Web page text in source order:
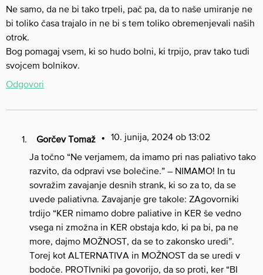
Ne samo, da ne bi tako trpeli, pač pa, da to naše umiranje ne
bi toliko časa trajalo in ne bi s tem toliko obremenjevali naših
otrok.
Bog pomagaj vsem, ki so hudo bolni, ki trpijo, prav tako tudi
svojcem bolnikov.
Odgovori
Gorčev Tomaž
10. junija, 2024 ob 13:02
Ja točno “Ne verjamem, da imamo pri nas paliativo tako
razvito, da odpravi vse bolečine.” – NIMAMO! In tu
sovražim zavajanje desnih strank, ki so za to, da se
uvede paliativna. Zavajanje gre takole: ZAgovorniki
trdijo “KER nimamo dobre paliative in KER še vedno
vsega ni zmožna in KER obstaja kdo, ki pa bi, pa ne
more, dajmo MOŽNOST, da se to zakonsko uredi”.
Torej kot ALTERNATIVA in MOŽNOST da se uredi v
bodoče. PROTIvniki pa govorijo, da so proti, ker “BI